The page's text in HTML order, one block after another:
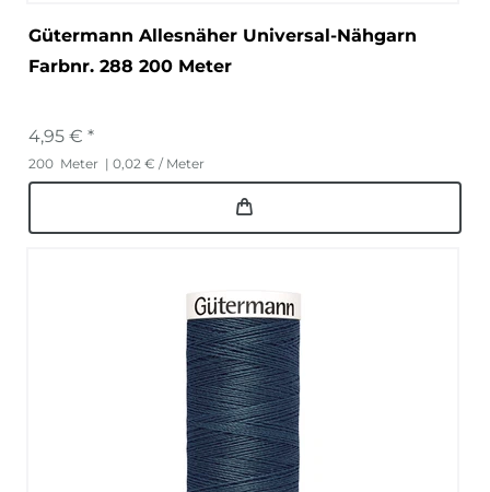
Gütermann Allesnäher Universal-Nähgarn
Farbnr. 288 200 Meter
4,95 € *
200 Meter | 0,02 € / Meter